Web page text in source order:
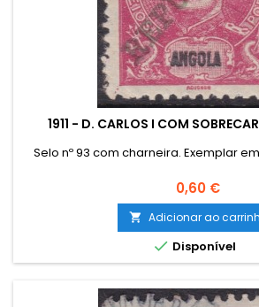
1911 - D. CARLOS I COM
Selo nº 93 com charneira. Exemplar
Preço
0,60 €
 Adicionar ao
 Disponível